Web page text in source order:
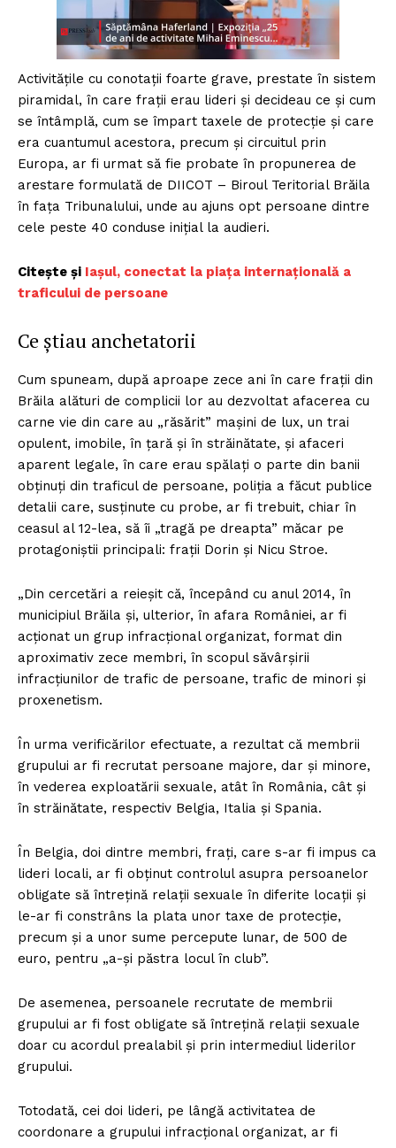
Activitățile cu conotații foarte grave, prestate în sistem
piramidal, în care frații erau lideri și decideau ce și cum
se întâmplă, cum se împart taxele de protecție și care
era cuantumul acestora, precum și circuitul prin
Europa, ar fi urmat să fie probate în propunerea de
arestare formulată de DIICOT – Biroul Teritorial Brăila
în fața Tribunalului, unde au ajuns opt persoane dintre
cele peste 40 conduse inițial la audieri.
Citește și Iașul, conectat la piața internațională a
traficului de persoane
Ce știau anchetatorii
Cum spuneam, după aproape zece ani în care frații din
Brăila alături de complicii lor au dezvoltat afacerea cu
carne vie din care au „răsărit” mașini de lux, un trai
opulent, imobile, în țară și în străinătate, și afaceri
aparent legale, în care erau spălați o parte din banii
obținuți din traficul de persoane, poliția a făcut publice
detalii care, susținute cu probe, ar fi trebuit, chiar în
ceasul al 12-lea, să îi „tragă pe dreapta” măcar pe
protagoniștii principali: frații Dorin și Nicu Stroe.
„Din cercetări a reieșit că, începând cu anul 2014, în
municipiul Brăila și, ulterior, în afara României, ar fi
acționat un grup infracțional organizat, format din
aproximativ zece membri, în scopul săvârșirii
infracțiunilor de trafic de persoane, trafic de minori și
proxenetism.
În urma verificărilor efectuate, a rezultat că membrii
grupului ar fi recrutat persoane majore, dar și minore,
în vederea exploatării sexuale, atât în România, cât și
în străinătate, respectiv Belgia, Italia și Spania.
În Belgia, doi dintre membri, frați, care s-ar fi impus ca
lideri locali, ar fi obținut controlul asupra persoanelor
obligate să întrețină relații sexuale în diferite locații și
le-ar fi constrâns la plata unor taxe de protecție,
precum și a unor sume percepute lunar, de 500 de
euro, pentru „a-și păstra locul în club”.
De asemenea, persoanele recrutate de membrii
grupului ar fi fost obligate să întrețină relații sexuale
doar cu acordul prealabil și prin intermediul liderilor
grupului.
Totodată, cei doi lideri, pe lângă activitatea de
coordonare a grupului infracțional organizat, ar fi